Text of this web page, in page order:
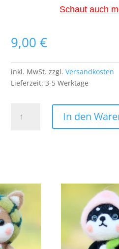
Schaut auch
9,00 €
inkl. MwSt. zzgl. Versandkosten
Lieferzeit: 3-5 Werktage
Force
Jet
Menge
In den